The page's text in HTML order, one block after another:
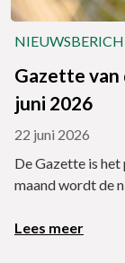
Gazette van
juni 2026
22 juni 2026
De Gazette is
maand wordt de
Lees meer